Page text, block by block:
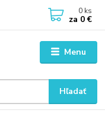
Menu
Hľadať
0 ks
za 0 €